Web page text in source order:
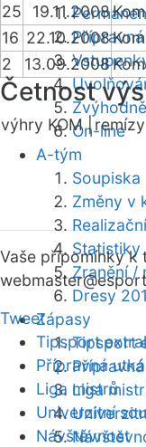
On-line
A-tým
Soupiska
Změny v
Statistiky
Zranění /
Dresy
Zápasy
Tipsport
Liga
25 19.11.2008
16 22.10.2008
2
13.09.2008
Četnost
výhry KOM |remízy |
Vaše připomínky k
webmaster
Tweet
Tipsport
Přípravná
Liga mistrů
Univerzitní
Návštěvnost